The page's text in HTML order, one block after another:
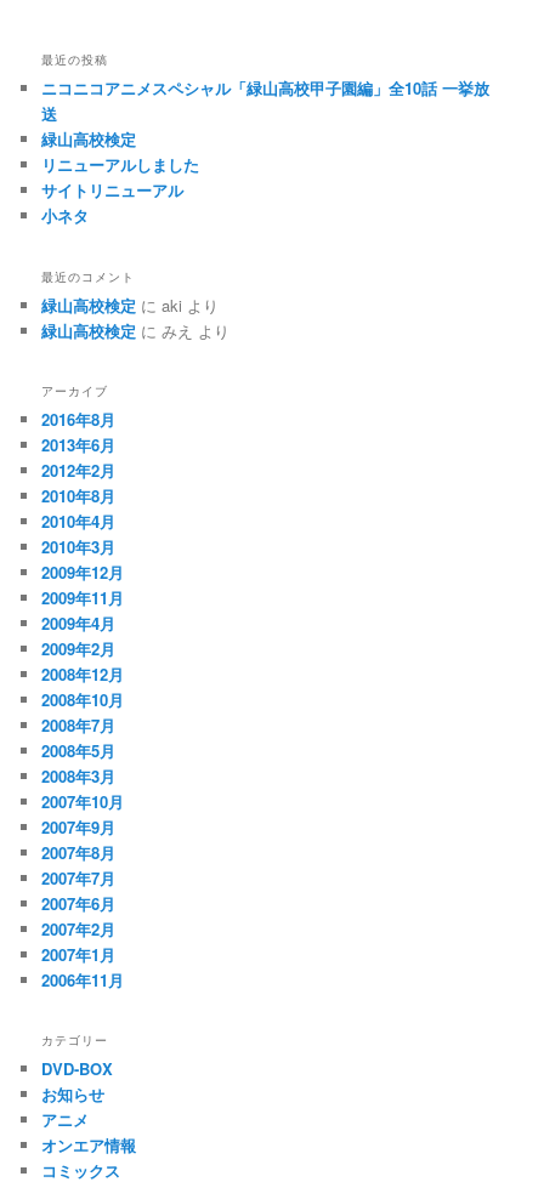
最近の投稿
ニコニコアニメスペシャル「緑山高校甲子園編」全10話 一挙放
送
緑山高校検定
リニューアルしました
サイトリニューアル
小ネタ
最近のコメント
緑山高校検定 にaki より
緑山高校検定 にみえ より
アーカイブ
2016年8月
2013年6月
2012年2月
2010年8月
2010年4月
2010年3月
2009年12月
2009年11月
2009年4月
2009年2月
2008年12月
2008年10月
2008年7月
2008年5月
2008年3月
2007年10月
2007年9月
2007年8月
2007年7月
2007年6月
2007年2月
2007年1月
2006年11月
カテゴリー
DVD-BOX
お知らせ
アニメ
オンエア情報
コミックス